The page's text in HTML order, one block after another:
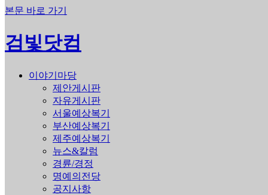
본문 바로 가기
검빛닷컴
이야기마당
제안게시판
자유게시판
서울예상복기
부산예상복기
제주예상복기
뉴스&칼럼
경륜/경정
명예의전당
공지사항